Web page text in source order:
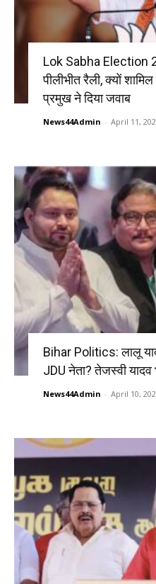
Lok Sabha Election
पीलीभीत रैली, क्यों
प्रमुख ने दिया जवाब
News44Admin - April 11,
Bihar Politics: लालू
JDU नेता? तेजस्वी यादव
News44Admin - April 10,